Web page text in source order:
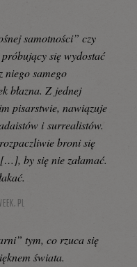
samotności” czy
się wydostać
niego samego
błazna. Z jednej
pisarstwie, nawiązuje
i surrealistów.
broni się
by się nie załamać.
tym, co rzuca się
świata.